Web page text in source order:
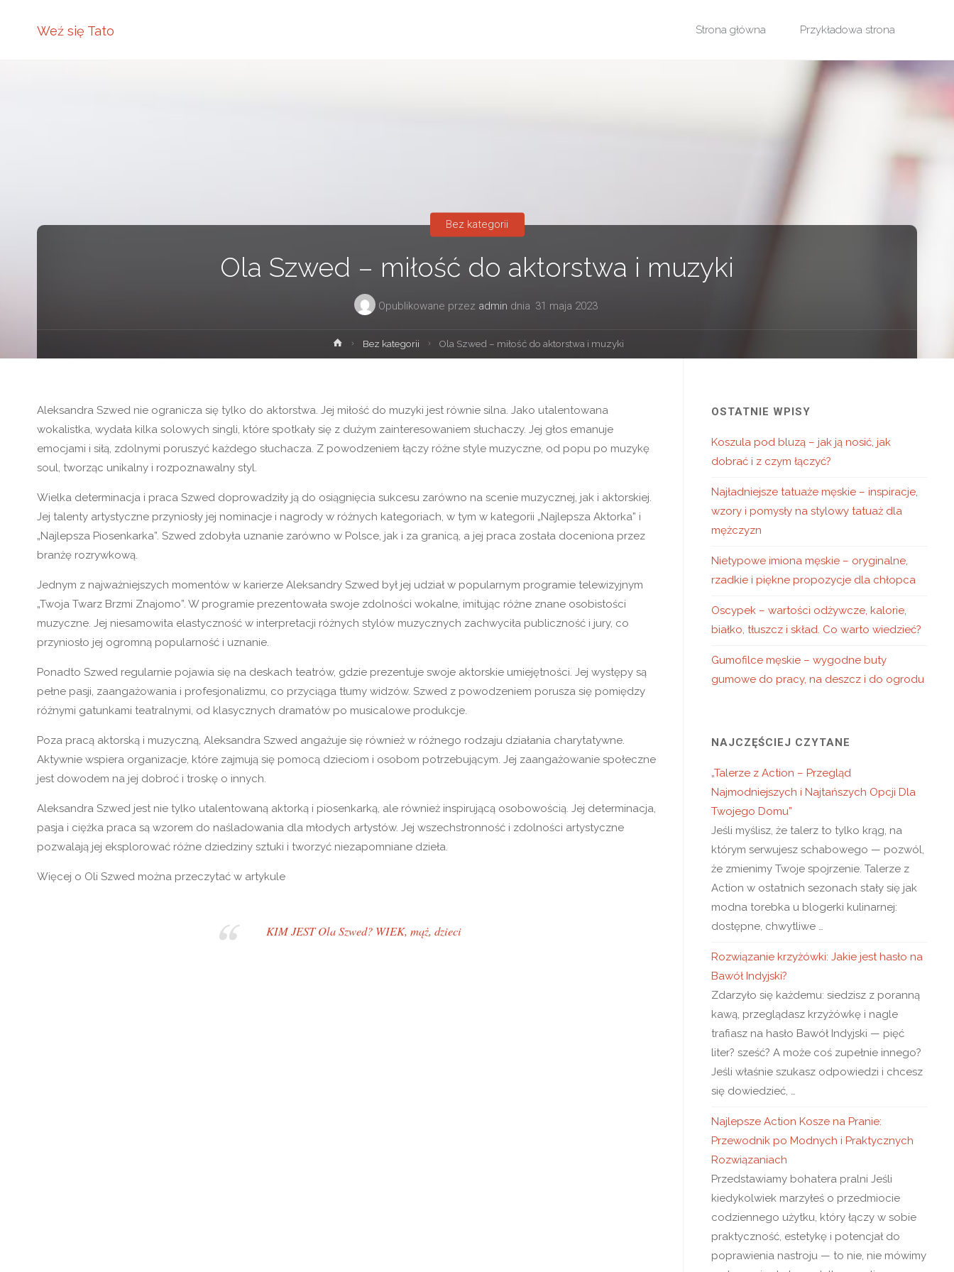
Weź się Tato Strona główna Przykładowa strona
Ola Szwed – miłość do aktorstwa i muzyki
Opublikowane przez admin dnia 31 maja 2023
Bez kategorii
Strona
główna
Bez kategorii Ola Szwed – miłość do aktorstwa i muzyki
Aleksandra Szwed nie ogranicza się tylko do aktorstwa. Jej miłość do muzyki jest równie silna. Jako utalentowana
wokalistka, wydała kilka solowych singli, które spotkały się z dużym zainteresowaniem słuchaczy. Jej głos emanuje
emocjami i siłą, zdolnymi poruszyć każdego słuchacza. Z powodzeniem łączy różne style muzyczne, od popu po muzykę
soul, tworząc unikalny i rozpoznawalny styl.
Wielka determinacja i praca Szwed doprowadziły ją do osiągnięcia sukcesu zarówno na scenie muzycznej, jak i aktorskiej.
Jej talenty artystyczne przyniosły jej nominacje i nagrody w różnych kategoriach, w tym w kategorii „Najlepsza Aktorka” i
„Najlepsza Piosenkarka”. Szwed zdobyła uznanie zarówno w Polsce, jak i za granicą, a jej praca została doceniona przez
branżę rozrywkową.
Jednym z najważniejszych momentów w karierze Aleksandry Szwed był jej udział w popularnym programie telewizyjnym
„Twoja Twarz Brzmi Znajomo”. W programie prezentowała swoje zdolności wokalne, imitując różne znane osobistości
muzyczne. Jej niesamowita elastyczność w interpretacji różnych stylów muzycznych zachwyciła publiczność i jury, co
przyniosło jej ogromną popularność i uznanie.
Ponadto Szwed regularnie pojawia się na deskach teatrów, gdzie prezentuje swoje aktorskie umiejętności. Jej występy są
pełne pasji, zaangażowania i profesjonalizmu, co przyciąga tłumy widzów. Szwed z powodzeniem porusza się pomiędzy
różnymi gatunkami teatralnymi, od klasycznych dramatów po musicalowe produkcje.
Poza pracą aktorską i muzyczną, Aleksandra Szwed angażuje się również w różnego rodzaju działania charytatywne.
Aktywnie wspiera organizacje, które zajmują się pomocą dzieciom i osobom potrzebującym. Jej zaangażowanie społeczne
jest dowodem na jej dobroć i troskę o innych.
Aleksandra Szwed jest nie tylko utalentowaną aktorką i piosenkarką, ale również inspirującą osobowością. Jej determinacja,
pasja i ciężka praca są wzorem do naśladowania dla młodych artystów. Jej wszechstronność i zdolności artystyczne
pozwalają jej eksplorować różne dziedziny sztuki i tworzyć niezapomniane dzieła.
Więcej o Oli Szwed można przeczytać w artykule
KIM JEST Ola Szwed? WIEK, mąż, dzieci
OSTATNIE WPISY
Koszula pod bluzą – jak ją nosić, jak
dobrać i z czym łączyć?
Najładniejsze tatuaże męskie – inspiracje,
wzory i pomysły na stylowy tatuaż dla
mężczyzn
Nietypowe imiona męskie – oryginalne,
rzadkie i piękne propozycje dla chłopca
Oscypek – wartości odżywcze, kalorie,
białko, tłuszcz i skład. Co warto wiedzieć?
Gumofilce męskie – wygodne buty
gumowe do pracy, na deszcz i do ogrodu
NAJCZĘŚCIEJ CZYTANE
„Talerze z Action – Przegląd
Najmodniejszych i Najtańszych Opcji Dla
Twojego Domu”
Jeśli myślisz, że talerz to tylko krąg, na
którym serwujesz schabowego — pozwól,
że zmienimy Twoje spojrzenie. Talerze z
Action w ostatnich sezonach stały się jak
modna torebka u blogerki kulinarnej:
dostępne, chwytliwe …
Rozwiązanie krzyżówki: Jakie jest hasło na
Bawół Indyjski?
Zdarzyło się każdemu: siedzisz z poranną
kawą, przeglądasz krzyżówkę i nagle
trafiasz na hasło Bawół Indyjski — pięć
liter? sześć? A może coś zupełnie innego?
Jeśli właśnie szukasz odpowiedzi i chcesz
się dowiedzieć, …
Najlepsze Action Kosze na Pranie:
Przewodnik po Modnych i Praktycznych
Rozwiązaniach
Przedstawiamy bohatera pralni Jeśli
kiedykolwiek marzyłeś o przedmiocie
codziennego użytku, który łączy w sobie
praktyczność, estetykę i potencjał do
poprawienia nastroju — to nie, nie mówimy